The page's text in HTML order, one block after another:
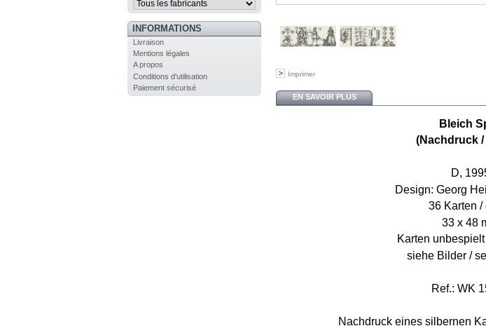
INFORMATIONS
Livraison
Mentions légales
A propos
Conditions d'utilisation
Paiement sécurisé
Imprimer
EN SAVOIR PLUS
Bleich
(Nachdruck
D,
Design: Georg
36 Karten /
33 x 48
Karten
siehe Bilder /
Ref.: WK
Nachdruck eines silbernen